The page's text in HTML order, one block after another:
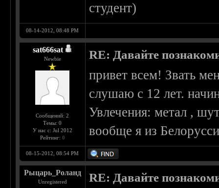
студент)
08-14-2012, 08:48 PM
sat666sat
Newbie
Сообщений: 2
Темы: 0
У нас с: Jul 2012
Рейтинг: 0
RE: Давайте
привет всем! Звать
слушаю с 12 лет.
Увлечения: метал ,
вообще я из
08-15-2012, 08:54 PM
Рыцарь_Роланд
Unregistered RE: Давайте